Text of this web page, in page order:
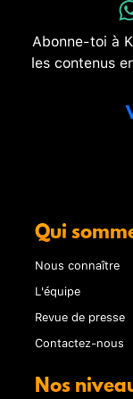
Abonne-toi à
les contenus
Qui
Nous connaître
L'équipe
Revue de presse
Contactez-nous
Nos